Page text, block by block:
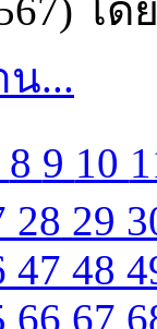
โด
...
8 9 10
28 29
47 48
66 67